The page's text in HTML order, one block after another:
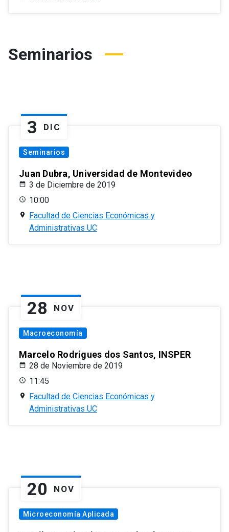
Seminarios
3 DIC
Seminarios
Juan Dubra, Universidad de Montevideo
3 de Diciembre de 2019
10:00
Facultad de Ciencias Económicas y
Administrativas UC
28 NOV
Macroeconomía
Marcelo Rodrigues dos Santos, INSPER
28 de Noviembre de 2019
11:45
Facultad de Ciencias Económicas y
Administrativas UC
20 NOV
Microeconomía Aplicada